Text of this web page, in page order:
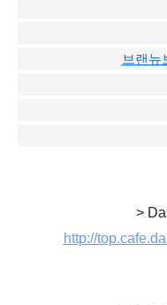
브랜뉴
>
http://